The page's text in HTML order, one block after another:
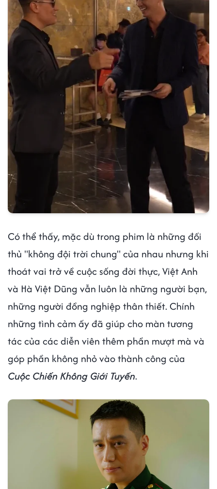
Có thể thấy, mặc dù trong phim là những đối
thủ "không đội trời chung" của nhau nhưng khi
thoát vai trở về cuộc sống đời thực, Việt Anh
và Hà Việt Dũng vẫn luôn là những người bạn,
những người đồng nghiệp thân thiết. Chính
những tình cảm ấy đã giúp cho màn tương
tác của các diễn viên thêm phần mượt mà và
góp phần không nhỏ vào thành công của
Cuộc Chiến Không Giới Tuyến.